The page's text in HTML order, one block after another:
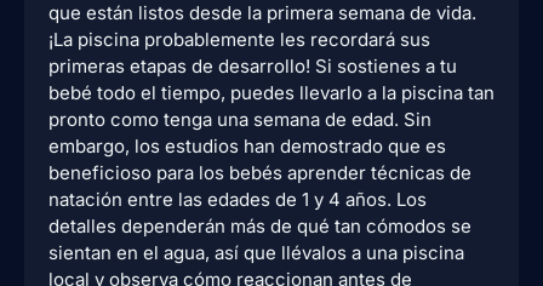
que están listos desde la primera semana de vida.
¡La piscina probablemente les recordará sus
primeras etapas de desarrollo! Si sostienes a tu
bebé todo el tiempo, puedes llevarlo a la piscina tan
pronto como tenga una semana de edad. Sin
embargo, los estudios han demostrado que es
beneficioso para los bebés aprender técnicas de
natación entre las edades de 1 y 4 años. Los
detalles dependerán más de qué tan cómodos se
sientan en el agua, así que llévalos a una piscina
local y observa cómo reaccionan antes de